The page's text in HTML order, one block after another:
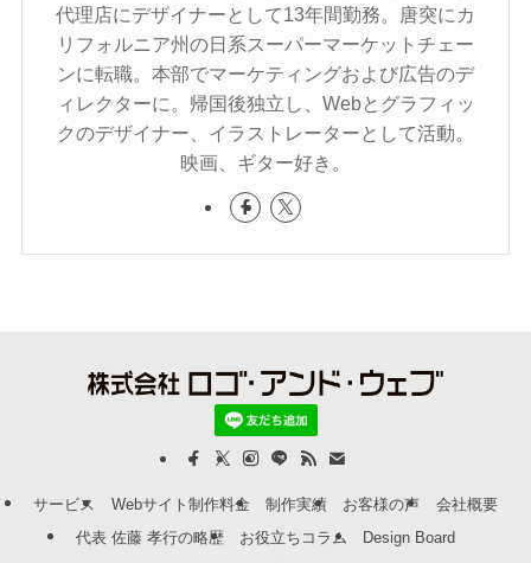
代理店にデザイナーとして13年間勤務。唐突にカ
リフォルニア州の日系スーパーマーケットチェー
ンに転職。本部でマーケティングおよび広告のデ
ィレクターに。帰国後独立し、Webとグラフィッ
クのデザイナー、イラストレーターとして活動。
映画、ギター好き。
サービス Webサイト制作料金 制作実績 お客様の声
会社概要
代表 佐藤 孝行の略歴
お役立ちコラム
Design Board